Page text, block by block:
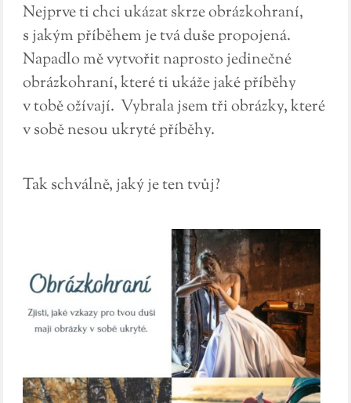
Nejprve ti chci ukázat skrze obrázkohraní,
s jakým příběhem je tvá duše propojená.
Napadlo mě vytvořit naprosto jedinečné
obrázkohraní, které ti ukáže jaké příběhy
v tobě ožívají. Vybrala jsem tři obrázky, které
v sobě nesou ukryté příběhy.
Tak schválně, jaký je ten tvůj?